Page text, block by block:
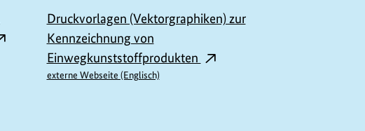
Druckvorlagen (Vektorgraphiken) zur
Kennzeichnung von
Einwegkunststoffprodukten
externe Webseite (Englisch)